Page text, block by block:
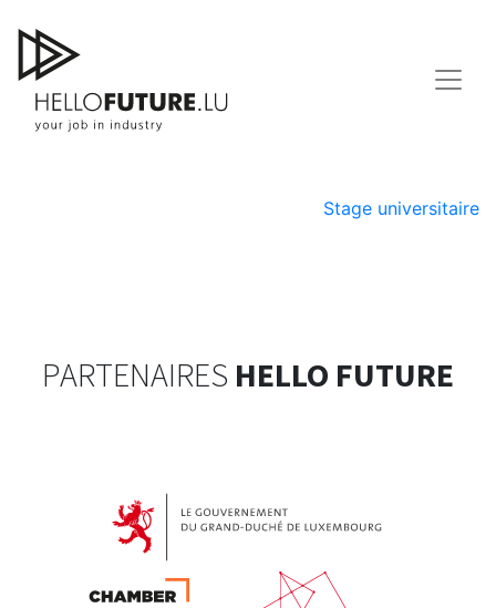
content
Stage d’orientation
Stage universitaire
PARTENAIRES HELLO FUTURE